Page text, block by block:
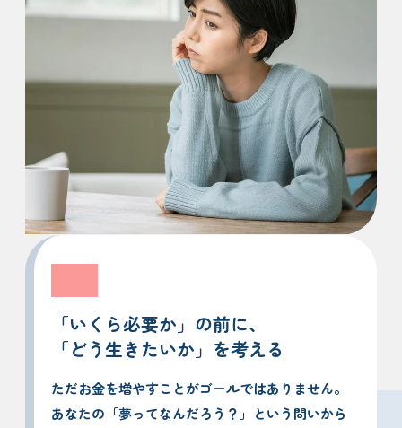
「いくら必要か」の前に、
「どう生きたいか」を考える
ただお金を増やすことがゴールではありません。
あなたの「夢ってなんだろう？」という問いから